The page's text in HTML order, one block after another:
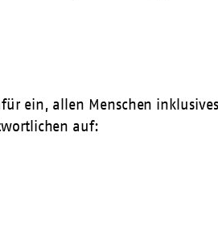
ein, allen Menschen
auf: